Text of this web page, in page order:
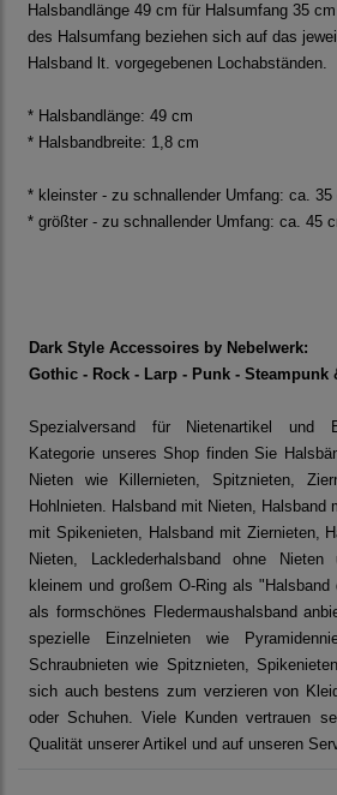
Halsbandlänge 49 cm für Halsumfang 35
des Halsumfang beziehen sich auf das
Halsband lt. vorgegebenen Lochabständen.
* Halsbandlänge: 49 cm
* Halsbandbreite: 1,8 cm
* kleinster - zu schnallender Umfang: ca. 35
* größter - zu schnallender Umfang: ca. 45
Dark Style Accessoires by Nebelwerk:
Gothic - Rock - Larp - Punk - Steampunk
Spezialversand für Nietenartikel und
Kategorie unseres Shop finden Sie
Nieten wie Killernieten, Spitznieten,
Hohlnieten. Halsband mit Nieten, Halsband
mit Spikenieten, Halsband mit Ziernieten,
Nieten, Lacklederhalsband ohne Nieten
kleinem und großem O-Ring als
als formschönes Fledermaushalsband
spezielle Einzelnieten wie
Schraubnieten wie Spitznieten,
sich auch bestens zum verzieren von
oder Schuhen. Viele Kunden vertrauen
Qualität unserer Artikel und auf unseren